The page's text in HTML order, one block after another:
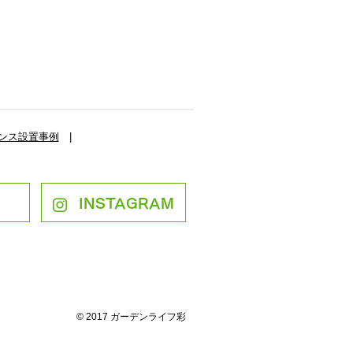
ス設置事例 |
INSTAGRAM
© 2017 ガーデンライフ彩